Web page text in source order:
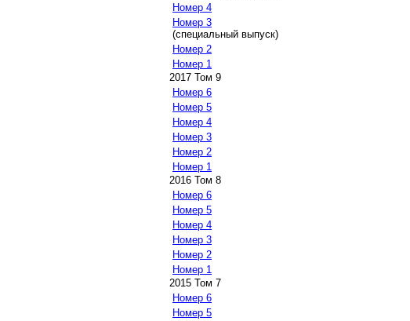
Номер 4
Номер 3
(специальный выпуск)
Номер 2
Номер 1
2017 Том 9
Номер 6
Номер 5
Номер 4
Номер 3
Номер 2
Номер 1
2016 Том 8
Номер 6
Номер 5
Номер 4
Номер 3
Номер 2
Номер 1
2015 Том 7
Номер 6
Номер 5